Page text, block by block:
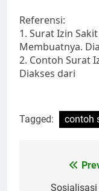
Referensi:
1. Surat Izin
Membuatnya.
2. Contoh Surat
Diakses dari
Tagged: contoh
Sosialisasi